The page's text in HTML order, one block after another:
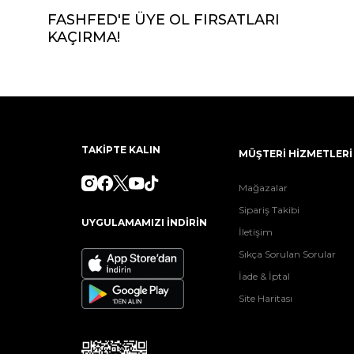
FASHFED'E ÜYE OL FIRSATLARI
KAÇIRMA!
TAKİPTE KALIN
UYGULAMAMIZI İNDİRİN
MÜŞTERİ HİZMETLERİ
Mağazalar
Sipariş Takibi
İletişim
Sıkça Sorulan Sorular
İade & İptal
Site Haritası